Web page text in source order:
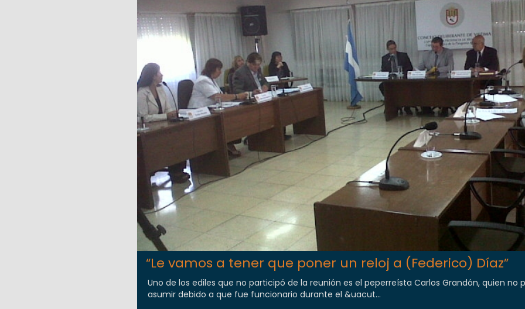
“Le vamos a tener que poner un reloj a (Federico) Díaz”
Uno de los ediles que no participó de la reunión es el peperreísta Carlos Grandón, quien no
asumir debido a que fue funcionario durante el &uacut...